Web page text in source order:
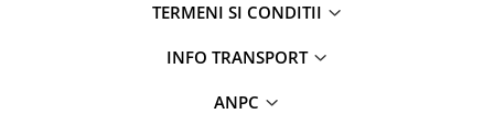
Rame adaptoare Chevrolet
TERMENI SI CONDITII
INFO TRANSPORT
ANPC